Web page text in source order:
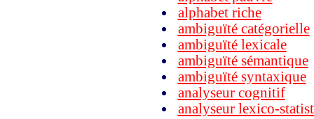
alphabet riche
ambiguïté catégorielle
ambiguïté lexicale
ambiguïté sémantique
ambiguïté syntaxique
analyseur cognitif
analyseur lexico-